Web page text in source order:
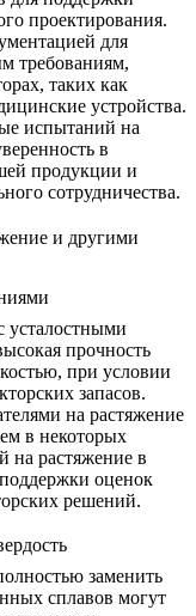
проектирования.
для
требованиям,
таких как
устройства.
испытаний на
в
продукции и
сотрудничества.
и другими
усталостными
прочность
при условии
запасов.
на растяжение
в некоторых
на растяжение в
оценок
решений.
заменить
сплавов могут